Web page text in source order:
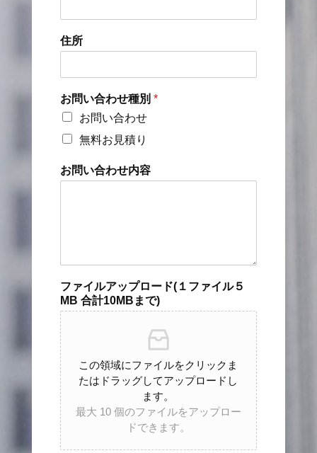
住所
お問い合わせ種別 *
お問い合わせ
無料お見積り
お問い合わせ内容
ファイルアップロード(１ファイル５
MB 合計10MBまで)
この領域にファイルをクリックま
たはドラッグしてアップロードし
ます。
最大 10 個のファイルをアップロー
ドできます。